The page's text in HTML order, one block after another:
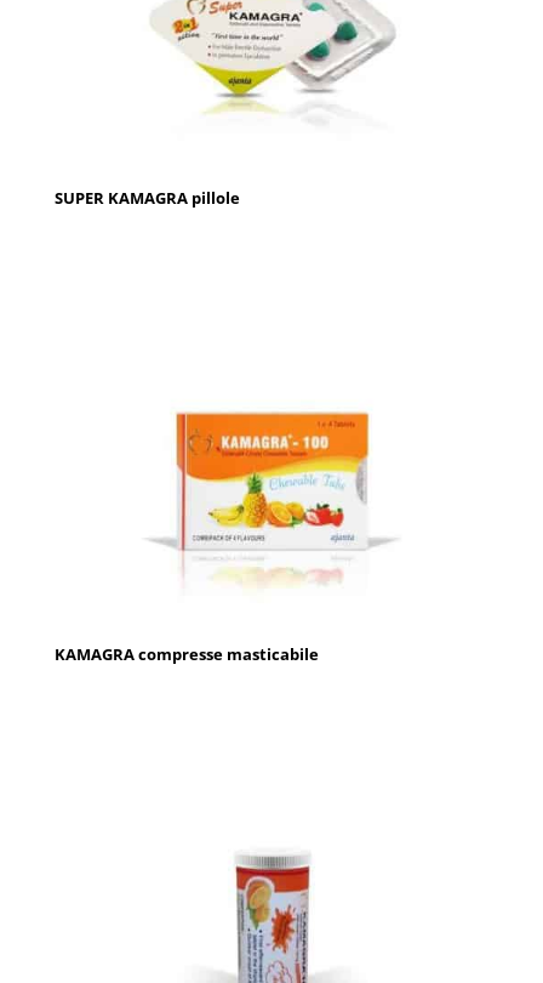
SUPER KAMAGRA pillole
KAMAGRA compresse masticabile